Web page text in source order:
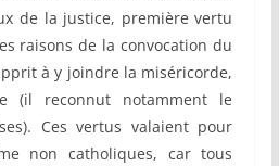
de la justice, première vertu
raisons de la convocation du
à y joindre la miséricorde,
(il reconnut notamment le
Ces vertus valaient pour
non catholiques, car tous